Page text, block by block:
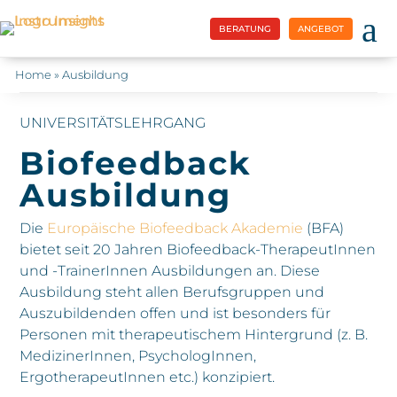
BERATUNG ANGEBOT a
Home »Ausbildung
UNIVERSITÄTSLEHRGANG
Biofeedback
Ausbildung
Die Europäische Biofeedback Akademie (BFA)
bietet seit 20 Jahren Biofeedback-TherapeutInnen
und -TrainerInnen Ausbildungen an. Diese
Ausbildung steht allen Berufsgruppen und
Auszubildenden offen und ist besonders für
Personen mit therapeutischem Hintergrund (z. B.
MedizinerInnen, PsychologInnen,
ErgotherapeutInnen etc.) konzipiert.